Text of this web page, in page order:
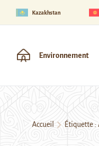
Kazakhstan
Environnement
Accueil Étiquette :